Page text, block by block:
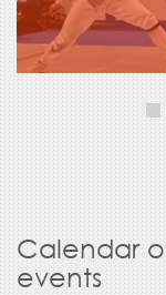
Calendar
events